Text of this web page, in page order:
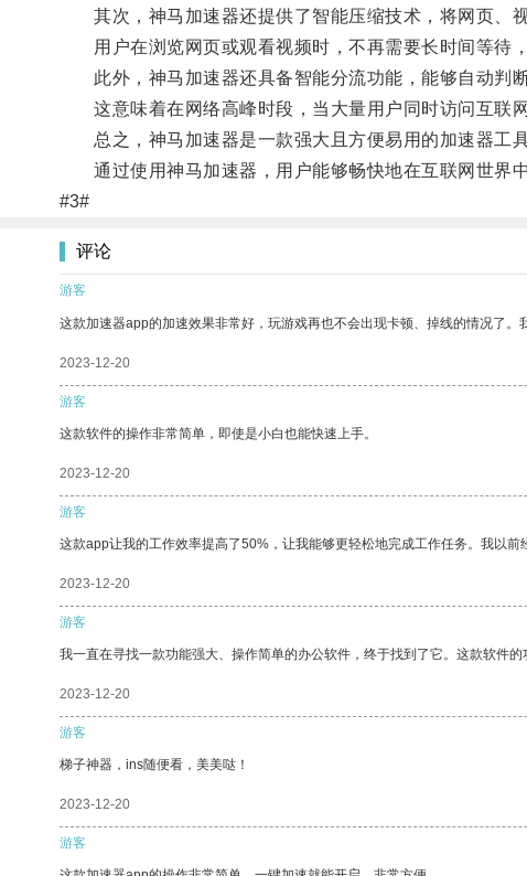
其次，神马加速器还提供了智能压缩技术，将网页、视
用户在浏览网页或观看视频时，不再需要长时间等待，
此外，神马加速器还具备智能分流功能，能够自动判断
这意味着在网络高峰时段，当大量用户同时访问互联网
总之，神马加速器是一款强大且方便易用的加速器工具
通过使用神马加速器，用户能够畅快地在互联网世界中
#3#
评论
游客
这款加速器app的加速效果非常好，玩游戏再也不会出现卡顿、掉线的情况了
2023-12-20
游客
这款软件的操作非常简单，即使是小白也能快速上手。
2023-12-20
游客
这款app让我的工作效率提高了50%，让我能够更轻松地完成工作任务。我以
2023-12-20
游客
我一直在寻找一款功能强大、操作简单的办公软件，终于找到了它。这款软件
2023-12-20
游客
梯子神器，ins随便看，美美哒！
2023-12-20
游客